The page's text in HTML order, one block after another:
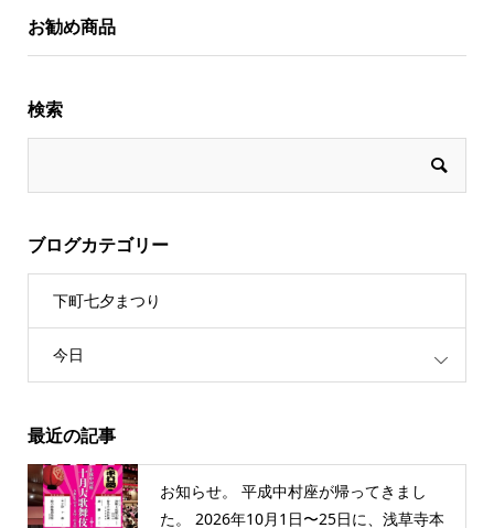
お勧め商品
検索
ブログカテゴリー
下町七夕まつり
今日
最近の記事
お知らせ。 平成中村座が帰ってきまし
た。 2026年10月1日〜25日に、浅草寺本